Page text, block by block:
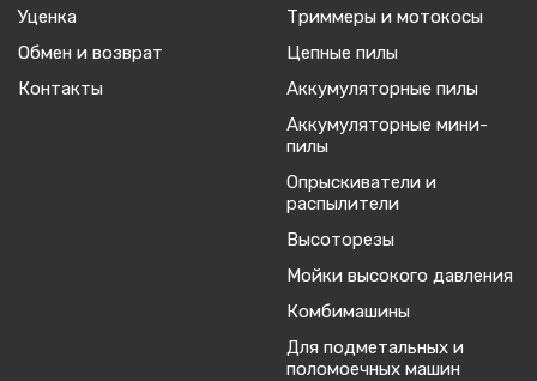
Уценка
Обмен и возврат
Контакты
Триммеры и мотокосы
Цепные пилы
Аккумуляторные пилы
Аккумуляторные мини-
пилы
Опрыскиватели и
распылители
Высоторезы
Мойки высокого давления
Комбимашины
Для подметальных и
поломоечных машин